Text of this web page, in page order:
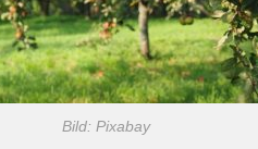
Bild: Pixabay